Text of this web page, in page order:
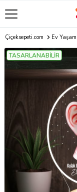
Çiçeksepeti.com Ev Yaşam
TASARLANABİLİR